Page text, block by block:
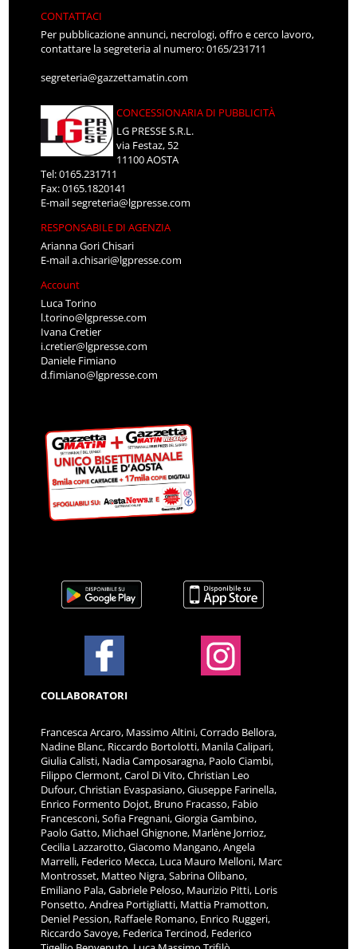
CONTATTACI
Per pubblicazione annunci, necrologi, offro e cerco lavoro,
contattare la segreteria al numero: 0165/231711
segreteria@gazzettamatin.com
CONCESSIONARIA DI PUBBLICITÀ
LG PRESSE S.R.L.
via Festaz, 52
11100 AOSTA
Tel: 0165.231711
Fax: 0165.1820141
E-mailsegreteria@lgpresse.com
RESPONSABILE DI AGENZIA
Arianna Gori Chisari
E-maila.chisari@lgpresse.com
Account
Luca Torino
l.torino@lgpresse.com
Ivana Cretier
i.cretier@lgpresse.com
Daniele Fimiano
d.fimiano@lgpresse.com
COLLABORATORI
Francesca Arcaro, Massimo Altini, Corrado Bellora,
Nadine Blanc, Riccardo Bortolotti, Manila Calipari,
Giulia Calisti, Nadia Camposaragna, Paolo Ciambi,
Filippo Clermont, Carol Di Vito, Christian Leo
Dufour, Christian Evaspasiano, Giuseppe Farinella,
Enrico Formento Dojot, Bruno Fracasso, Fabio
Francesconi, Sofia Fregnani, Giorgia Gambino,
Paolo Gatto, Michael Ghignone, Marlène Jorrioz,
Cecilia Lazzarotto, Giacomo Mangano, Angela
Marrelli, Federico Mecca, Luca Mauro Melloni, Marc
Montrosset, Matteo Nigra, Sabrina Olibano,
Emiliano Pala, Gabriele Peloso, Maurizio Pitti, Loris
Ponsetto, Andrea Portigliatti, Mattia Pramotton,
Deniel Pession, Raffaele Romano, Enrico Ruggeri,
Riccardo Savoye, Federica Tercinod, Federico